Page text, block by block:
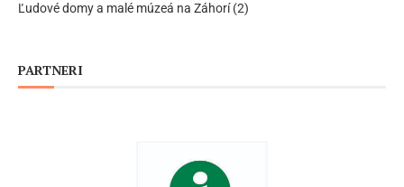
Ľudové domy a malé múzeá na Záhorí (2)
PARTNERI